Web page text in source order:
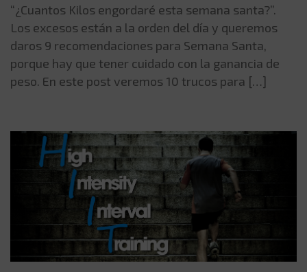
“¿Cuantos Kilos engordaré esta semana santa?”.
Los excesos están a la orden del día y queremos
daros 9 recomendaciones para Semana Santa,
porque hay que tener cuidado con la ganancia de
peso. En este post veremos 10 trucos para […]